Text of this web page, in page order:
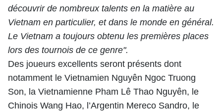
découvrir de nombreux talents en la matière au
Vietnam en particulier, et dans le monde en général.
Le Vietnam a toujours obtenu les premières places
lors des tournois de ce genre".
Des joueurs excellents seront présents dont
notamment le Vietnamien Nguyên Ngoc Truong
Son, la Vietnamienne Pham Lê Thao Nguyên, le
Chinois Wang Hao, l’Argentin Mereco Sandro, le